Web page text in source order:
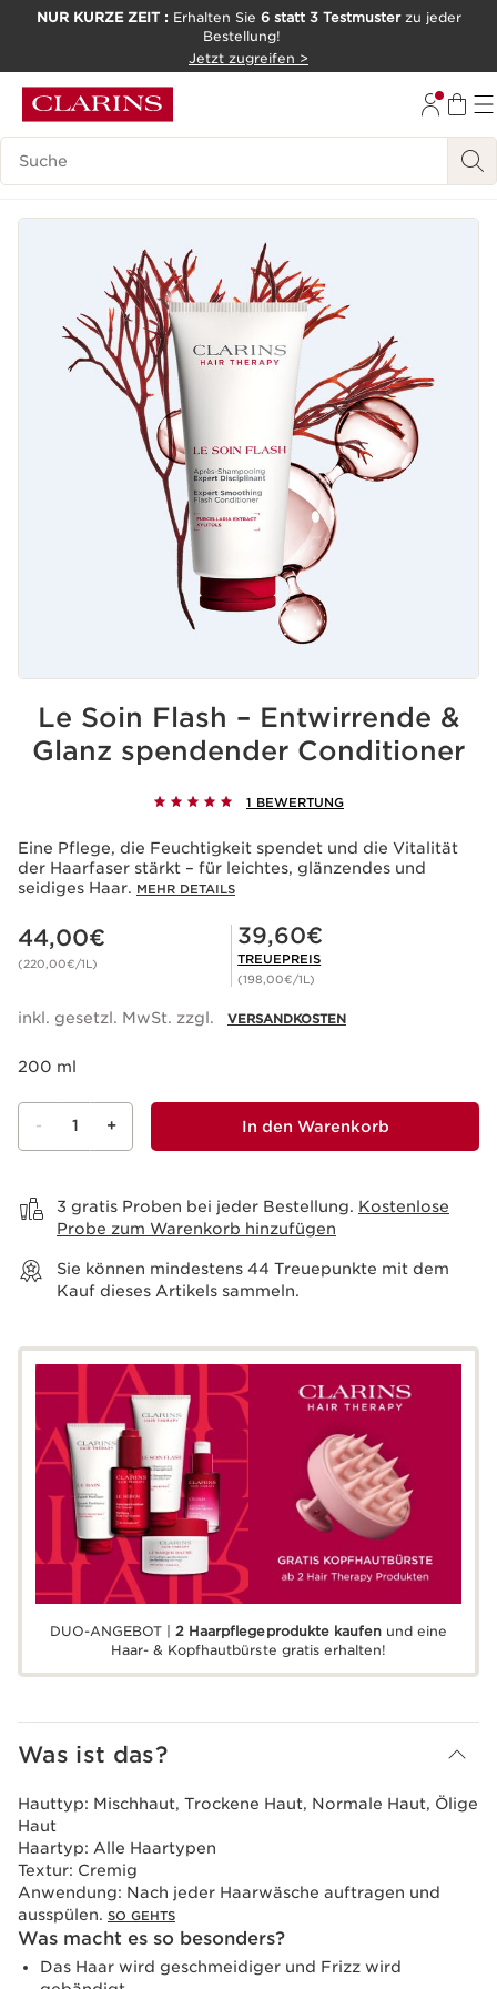
NUR KURZE ZEIT : Erhalten Sie 6 statt 3 Testmusterzu jeder
Bestellung!
Jetzt zugreifen >
Legende suchen
Le Soin Flash – Entwirrende &
Glanz spendender Conditioner
1 BEWERTUNG
Eine Pflege, die Feuchtigkeit spendet und die Vitalität
der Haarfaser stärkt – für leichtes, glänzendes und
seidiges Haar. MEHR DETAILS
Aktueller Preis 44,00€
44,00€
(220,00€/1L)
Mitgliederpreis 39,60€
39,60€
TREUEPREIS
(198,00€/1L)
inkl. gesetzl. MwSt. zzgl. VERSANDKOSTEN
200 ml
- 1 + In den Warenkorb
3 gratis Proben bei jeder Bestellung. Kostenlose
Probe zum Warenkorb hinzufügen
Sie können mindestens 44 Treuepunkte mit dem
Kauf dieses Artikels sammeln.
DUO-ANGEBOT |2 Haarpflegeprodukte kaufenund eine
Haar- & Kopfhautbürste gratis erhalten!
Was ist das?
Hauttyp: Mischhaut, Trockene Haut, Normale Haut, Ölige
Haut
Haartyp: Alle Haartypen
Textur: Cremig
Anwendung: Nach jeder Haarwäsche auftragen und
ausspülen. SO GEHTS
Was macht es so besonders?
Das Haar wird geschmeidiger und Frizz wird